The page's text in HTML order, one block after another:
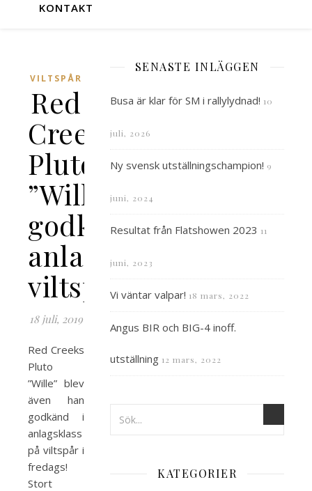
KONTAKT
VILTSPÅR
Red
Creeks
Pluto
”Wille”
godkänd
anlagsklass
viltspår
18 juli, 2019
Red Creeks
Pluto
”Wille” blev
även han
godkänd i
anlagsklass
på viltspår i
fredags!
Stort
SENASTE INLÄGGEN
Busa är klar för SM i rallylydnad! 10
juli, 2026
Ny svensk utställningschampion! 9
juni, 2024
Resultat från Flatshowen 2023 11
juni, 2023
Vi väntar valpar! 18 mars, 2022
Angus BIR och BIG-4 inoff.
utställning 12 mars, 2022
KATEGORIER